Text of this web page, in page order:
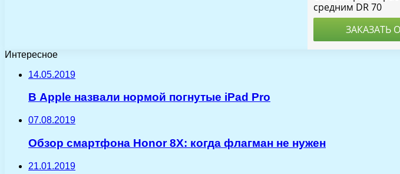
Интересное
14.05.2019
В Apple назвали нормой погнутые iPad Pro
07.08.2019
Обзор смартфона Honor 8X: когда флагман не нужен
21.01.2019